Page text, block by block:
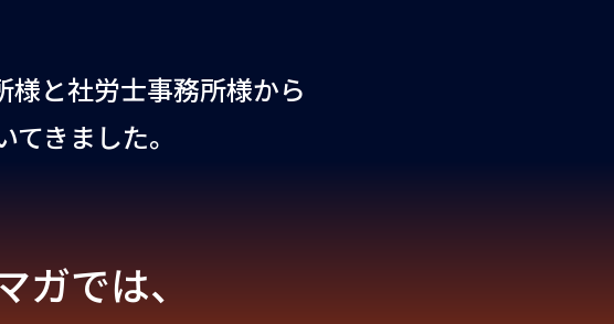
と社労士事務所様から
きました。
では、